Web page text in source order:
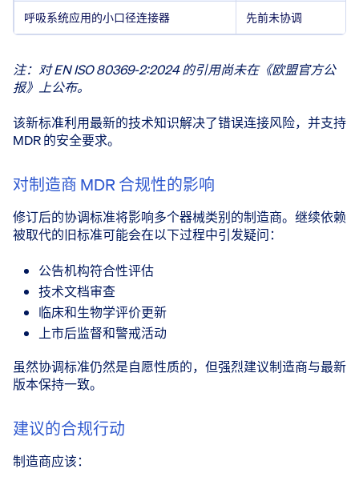
呼吸系统应用的小口径连接器 先前未协调
注：对 EN ISO 80369-2:2024 的引用尚未在《欧盟官方公
报》上公布。
该新标准利用最新的技术知识解决了错误连接风险，并支持
MDR 的安全要求。
对制造商 MDR 合规性的影响
修订后的协调标准将影响多个器械类别的制造商。继续依赖
被取代的旧标准可能会在以下过程中引发疑问：
公告机构符合性评估
技术文档审查
临床和生物学评价更新
上市后监督和警戒活动
虽然协调标准仍然是自愿性质的，但强烈建议制造商与最新
版本保持一致。
建议的合规行动
制造商应该：